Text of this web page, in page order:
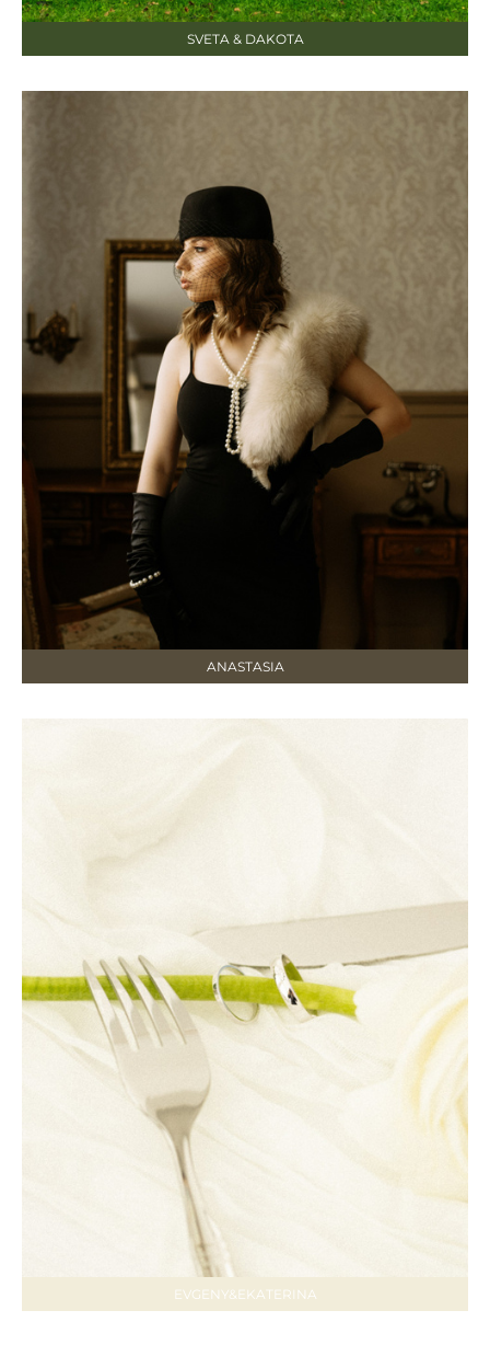
SVETA & DAKOTA
ANASTASIA
EVGENY&EKATERINA